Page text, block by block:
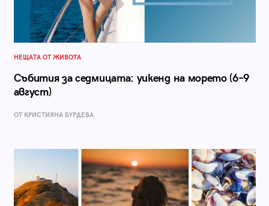
НЕЩАТА ОТ ЖИВОТА
Събития за седмицата: уикенд на морето (6–9
август)
ОТ КРИСТИЯНА БУРДЕВА